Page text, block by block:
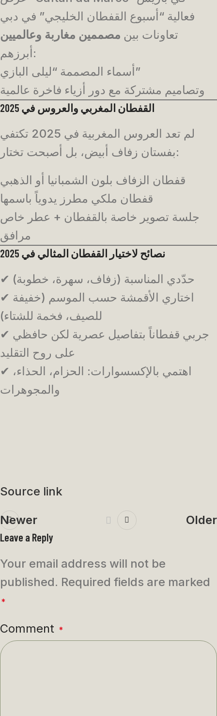
فعالية “أسبوع القفطان الخليجي” في دبي
تعاونات بين مصممين مغاربة وعالميين
أبرزهم:
أسماء المصممة “ليلى البازي”
وتصاميم مشتركة مع دور أزياء فاخرة عالمية
القفطان المغربي والعروس في 2025
لم تعد العروس المغربية في 2025 تكتفي
بفستان زفاف أبيض، بل أصبحت تختار:
قفطان الزفاف بلون الشمبانيا أو الذهبي
قفطان ملكي مطرز يدوياً باسمها
جلسة تصوير خاصة بالقفطان + عطر خاص
مرافق
نصائح لاختيار القفطان المثالي في 2025
✔ حدّدي المناسبة (زفاف، سهرة، خطوبة)
✔ اختاري الأقمشة حسب الموسم (خفيفة
للصيف، فخمة للشتاء)
✔ جربي قفطاناً بتفاصيل عصرية لكن حافظي
على روح التقليد
✔ اهتمي بالإكسسوارات: الحزام، الحذاء،
والمجوهرات
Source link
Newer Older
Leave a Reply
Your email address will not be
published. Required fields are marked
*
Comment *